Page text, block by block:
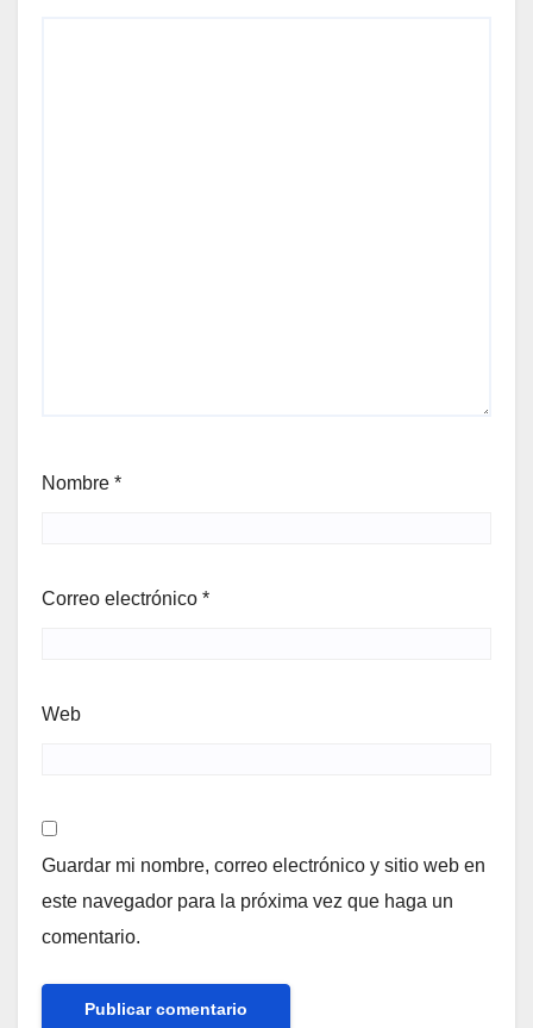
Nombre *
Correo electrónico *
Web
Guardar mi nombre, correo electrónico y sitio web en
este navegador para la próxima vez que haga un
comentario.